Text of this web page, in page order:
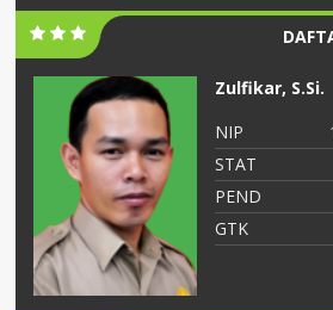
Zulfikar, S.Si.
NIP
STAT
PEND
GTK